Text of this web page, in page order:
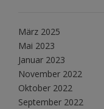
März 2025
Mai 2023
Januar 2023
November 2022
Oktober 2022
September 2022